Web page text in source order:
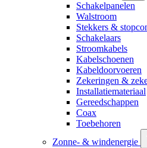
Schakelpanelen
Walstroom
Stekkers &
Schakelaars
Stroomkabels
Kabelschoenen
Kabeldoorvoeren
Zekeringen &
Installatiemateriaal
Gereedschappen
Coax
Toebehoren
Zonne- & windenergie